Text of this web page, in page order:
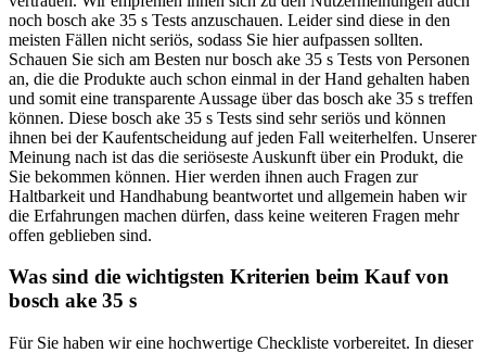
noch bosch ake 35 s Tests anzuschauen. Leider sind diese in den
meisten Fällen nicht seriös, sodass Sie hier aufpassen sollten.
Schauen Sie sich am Besten nur bosch ake 35 s Tests von Personen
an, die die Produkte auch schon einmal in der Hand gehalten haben
und somit eine transparente Aussage über das bosch ake 35 s treffen
können. Diese bosch ake 35 s Tests sind sehr seriös und können
ihnen bei der Kaufentscheidung auf jeden Fall weiterhelfen. Unserer
Meinung nach ist das die seriöseste Auskunft über ein Produkt, die
Sie bekommen können. Hier werden ihnen auch Fragen zur
Haltbarkeit und Handhabung beantwortet und allgemein haben wir
die Erfahrungen machen dürfen, dass keine weiteren Fragen mehr
offen geblieben sind.
Was sind die wichtigsten Kriterien beim Kauf von
bosch ake 35 s
Für Sie haben wir eine hochwertige Checkliste vorbereitet. In dieser